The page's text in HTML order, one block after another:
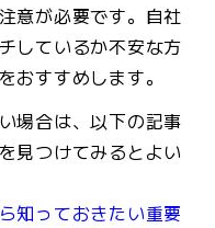
意が必要です。自社
しているか不安な方
おすすめします。
場合は、以下の記事
見つけてみるとよい
知っておきたい重要